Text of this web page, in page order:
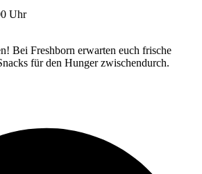
Uhr
Bei Freshborn erwarten euch frische
für den Hunger zwischendurch.